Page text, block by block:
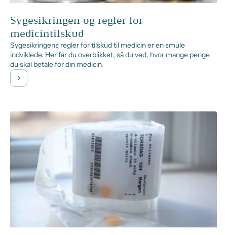
Sygesikringen og regler for
medicintilskud
Sygesikringens regler for tilskud til medicin er en smule
indviklede. Her får du overblikket, så du ved, hvor mange penge
du skal betale for din medicin.